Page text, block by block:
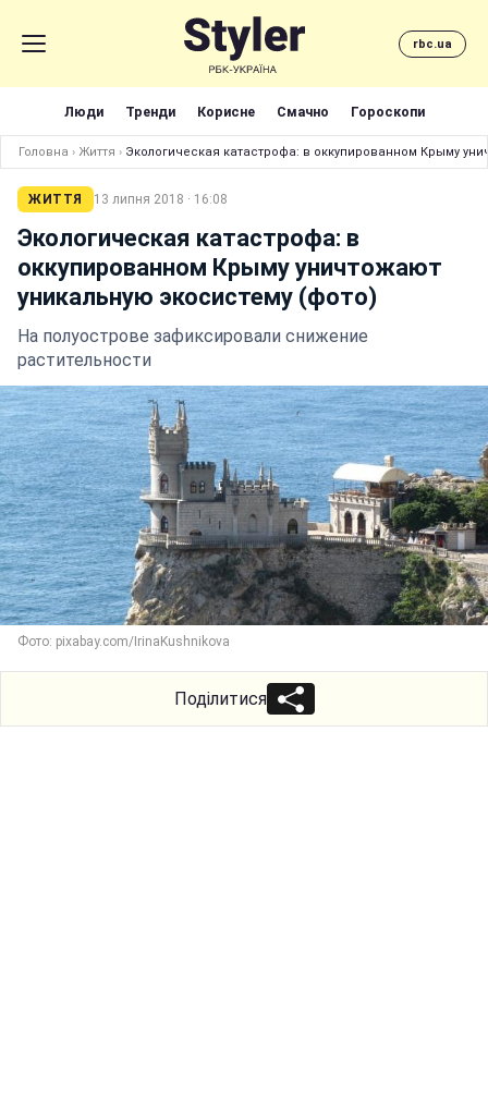
rbc.ua
Люди Тренди Корисне Смачно Гороскопи
Головна › Життя › Экологическая катастрофа: в оккупированном Крыму
ЖИТТЯ 13 липня 2018 · 16:08
Экологическая катастрофа: в
оккупированном Крыму уничтожают
уникальную экосистему (фото)
На полуострове зафиксировали снижение
растительности
Фото: pixabay.com/IrinaKushnikova
Поділитися